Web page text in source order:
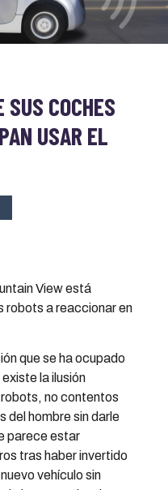
SUS COCHES
USAR EL
View está
robots a reaccionar en
que se ha ocupado
la ilusión
no contentos
del hombre sin darle
parece estar
tras haber invertido
vehículo sin